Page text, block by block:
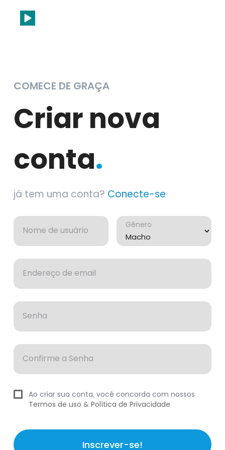
COMECE DE GRAÇA
Criar nova
conta.
já tem uma conta? Conecte-se
Nome de usuário Gênero
Endereço de email
Senha
Confirme a Senha
Ao criar sua conta, você concorda com nossos
Termos de uso & Política de Privacidade